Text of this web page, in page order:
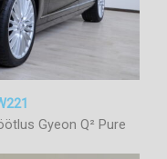
Gyeon Q² Pure